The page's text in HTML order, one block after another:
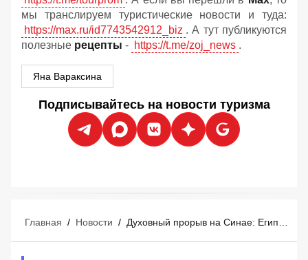
мы транслируем туристические новости и туда:
https://max.ru/id7743542912_biz . А тут публикуются
полезные рецепты - https://t.me/zoj_news .
Яна Вараксина
Подписывайтесь на новости туризма
Главная / Новости /